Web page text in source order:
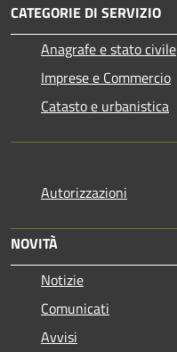
CATEGORIE DI SERVIZIO
Anagrafe e stato civile
Imprese e Commercio
Catasto e urbanistica
Autorizzazioni
NOVITÀ
Notizie
Comunicati
Avvisi